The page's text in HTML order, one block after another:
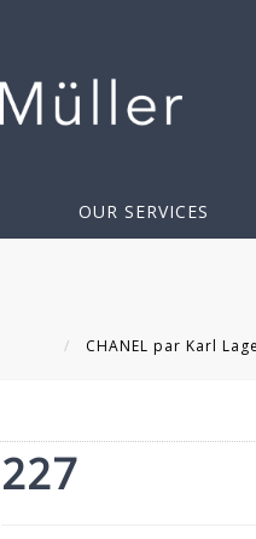
OUR SERVICES
CHANEL par Karl
227